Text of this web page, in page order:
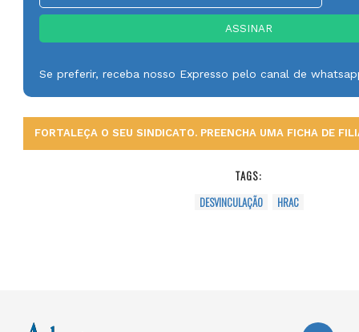
Se preferir, receba nosso Expresso pelo canal de
FORTALEÇA O SEU SINDICATO. PREENCHA UMA FICHA DE
TAGS:
DESVINCULAÇÃO
HRAC